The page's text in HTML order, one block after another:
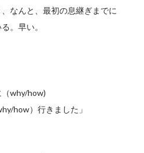
なんと、最初の息継ぎまでに
。早い。
（why/how)
how）行きました」